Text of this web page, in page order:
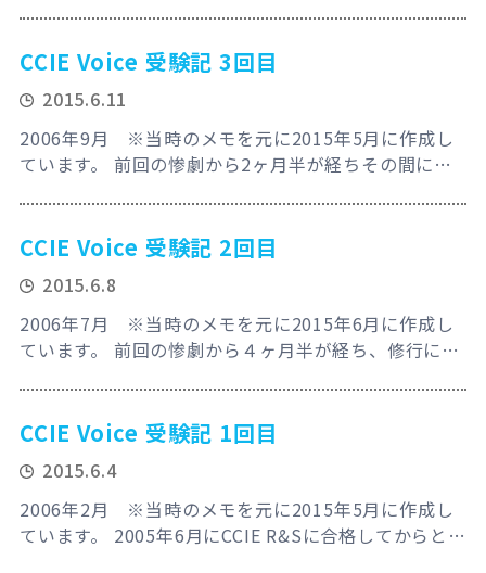
んだよ！やっぱりこの仕事向いてないんだろうか？そ
に陥る。でも次は、次こそは勝てる！その間にWさん
も何とSPに合格したという嬉し…
CCIE Voice 受験記 3回目
2015.6.11
2006年9月 ※当時のメモを元に2015年5月に作成し
ています。 前回の惨劇から2ヶ月半が経ちその間に
の受験が可能になった！日本人にはとても嬉しい事
早速予約だぜ～～！！！！！と意気揚々と予約ページ
を見ると、 空き！ねぇ～～～…
CCIE Voice 受験記 2回目
2015.6.8
2006年7月 ※当時のメモを元に2015年6月に作成し
ています。 前回の惨劇から４ヶ月半が経ち、修行に次
してもらえず、契約社員だったから契約終了に合わせ
俺もバリバリのVoice系って感じ？え？世間的に非常
識？それ、俺の常識だから。(きちんと会社…
CCIE Voice 受験記 1回目
2015.6.4
2006年2月 ※当時のメモを元に2015年5月に作成し
ています。 2005年6月にCCIE R&Sに合格してからと言